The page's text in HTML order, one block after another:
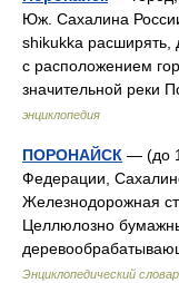
Юж. Сахалина
shikukka расширять,
с расположением
значительной
энциклопедия
ПОРОНАЙСК — (до
Федерации,
Железнодорожная
Целлюлозно
Энциклопедический